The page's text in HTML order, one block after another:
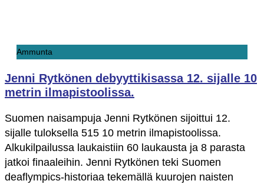
Ammunta
Jenni Rytkönen debyyttikisassa 12. sijalle 10
metrin ilmapistoolissa.
Suomen naisampuja Jenni Rytkönen sijoittui 12.
sijalle tuloksella 515 10 metrin ilmapistoolissa.
Alkukilpailussa laukaistiin 60 laukausta ja 8 parasta
jatkoi finaaleihin. Jenni Rytkönen teki Suomen
deaflympics-historiaa tekemällä kuurojen naisten